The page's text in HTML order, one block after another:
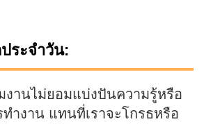
ระจำวัน:
งานไม่ยอมแบ่งปันความรู้หรือ
ำงาน แทนที่เราจะโกรธหรือ